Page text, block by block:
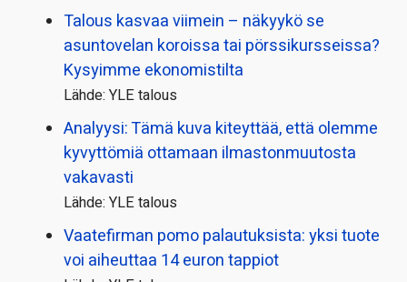
Talous kasvaa viimein – näkyykö se
asuntovelan koroissa tai pörssi­kursseissa?
Kysyimme ekonomistilta
Lähde: YLE talous
Analyysi: Tämä kuva kiteyttää, että olemme
kyvyttömiä ottamaan ilmaston­muutosta
vakavasti
Lähde: YLE talous
Vaatefirman pomo palautuksista: yksi tuote
voi aiheuttaa 14 euron tappiot